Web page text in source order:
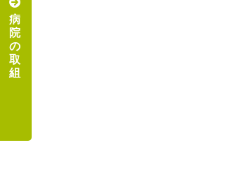
病
院
の
取
組